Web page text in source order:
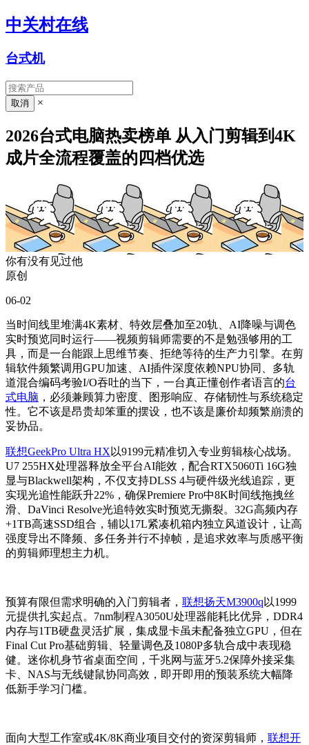
中关村在线
台式机
×
2026台式电脑热卖榜单 从入门剪辑到4K
成片全流程覆盖的四档优选
你有没有见过他
原创
06-02
当时间线里堆满4K素材、特效层叠加至20轨、AI降噪与调色
实时预览同时运行——视频剪辑师需要的不是勉强够用的工
具，而是一台能跟上思维节奏、拒绝等待的生产力引擎。在剪
辑软件频繁调用GPU加速、AI插件深度依赖NPU协同、多轨
道混合编码考验I/O吞吐的当下，一台真正懂创作者语言的台
式电脑 ，必须兼顾算力密度、图形响应、存储韧性与系统稳定
性。它不该是昂贵却笨重的摆设，也不该是廉价却频繁崩溃的
妥协品。
联想GeekPro Ultra HX 以9199元精准切入专业剪辑核心战场。
U7 255HX处理器释放全平台AI能效，配合RTX5060Ti 16G独
显与Blackwell架构，不仅支持DLSS 4与硬件级光线追踪，更
实现光追性能跃升22%，确保Premiere Pro中8K时间线拖拽丝
滑、DaVinci Resolve光追特效实时预览无撕裂。32G高频内存
+1TB高速SSD组合，辅以17L紧凑机箱内独立风道设计，让高
强度导出不降频、多任务并行不掉帧，是追求效率与质感平衡
的剪辑师理想主力机。
预算有限但需求明确的入门剪辑者， 联想扬天M3900q 以1999
元提供扎实起点。7nm制程A3050U处理器能耗比优异，DDR4
内存与1TB硬盘灵活扩展，集成显卡虽未配备独立GPU，但在
Final Cut Pro基础剪辑、轻量调色及1080P多轨合成中表现稳
健。迷你机身节省桌面空间，千兆网与蓝牙5.2保障外接采集
卡、NAS与无线键鼠协同高效，即开即用的预装系统大幅降
低新手学习门槛。
面向大型工作室或4K/8K商业项目交付的资深剪辑师， 联想开